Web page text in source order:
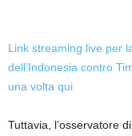
Link streaming live per
dell’Indonesia contro
una volta qui
Tuttavia, l’osservatore